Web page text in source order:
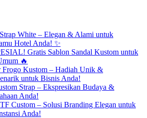
White – Elegan & Alami untuk
Hotel Anda! ✨
Gratis Sablon Sandal Kustom untuk
🔥
Frogo Kustom – Hadiah Unik &
untuk Bisnis Anda!
Strap – Ekspresikan Budaya &
Anda!
Custom – Solusi Branding Elegan untuk
Anda!